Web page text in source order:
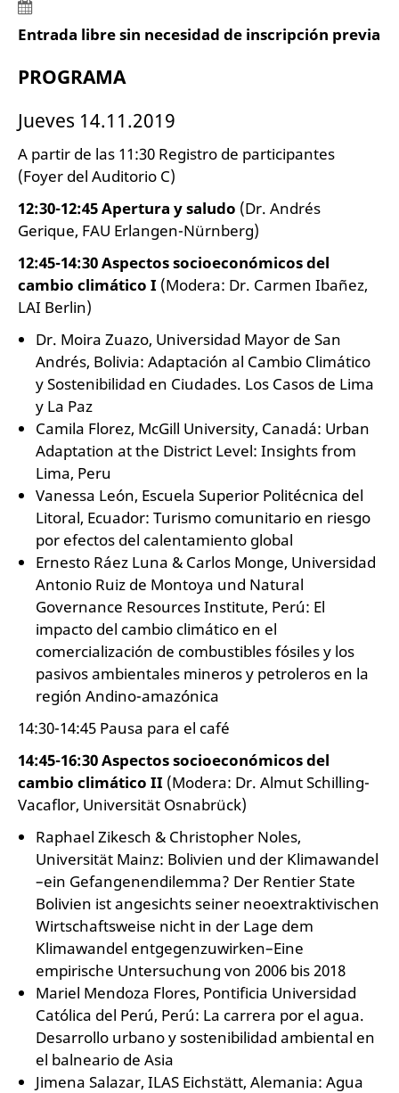
Entrada libre sin necesidad de inscripción previa
PROGRAMA
Jueves 14.11.2019
A partir de las 11:30 Registro de participantes
(Foyer del Auditorio C)
12:30-12:45 Apertura y saludo (Dr. Andrés
Gerique, FAU Erlangen-Nürnberg)
12:45-14:30 Aspectos socioeconómicos del
cambio climático I (Modera: Dr. Carmen Ibañez,
LAI Berlin)
Dr. Moira Zuazo, Universidad Mayor de San
Andrés, Bolivia: Adaptación al Cambio Climático
y Sostenibilidad en Ciudades. Los Casos de Lima
y La Paz
Camila Florez, McGill University, Canadá: Urban
Adaptation at the District Level: Insights from
Lima, Peru
Vanessa León, Escuela Superior Politécnica del
Litoral, Ecuador: Turismo comunitario en riesgo
por efectos del calentamiento global
Ernesto Ráez Luna & Carlos Monge, Universidad
Antonio Ruiz de Montoya und Natural
Governance Resources Institute, Perú: El
impacto del cambio climático en el
comercialización de combustibles fósiles y los
pasivos ambientales mineros y petroleros en la
región Andino-amazónica
14:30-14:45 Pausa para el café
14:45-16:30 Aspectos socioeconómicos del
cambio climático II (Modera: Dr. Almut Schilling-
Vacaflor, Universität Osnabrück)
Raphael Zikesch & Christopher Noles,
Universität Mainz: Bolivien und der Klimawandel
–ein Gefangenendilemma? Der Rentier State
Bolivien ist angesichts seiner neoextraktivischen
Wirtschaftsweise nicht in der Lage dem
Klimawandel entgegenzuwirken–Eine
empirische Untersuchung von 2006 bis 2018
Mariel Mendoza Flores, Pontificia Universidad
Católica del Perú, Perú: La carrera por el agua.
Desarrollo urbano y sostenibilidad ambiental en
el balneario de Asia
Jimena Salazar, ILAS Eichstätt, Alemania: Agua